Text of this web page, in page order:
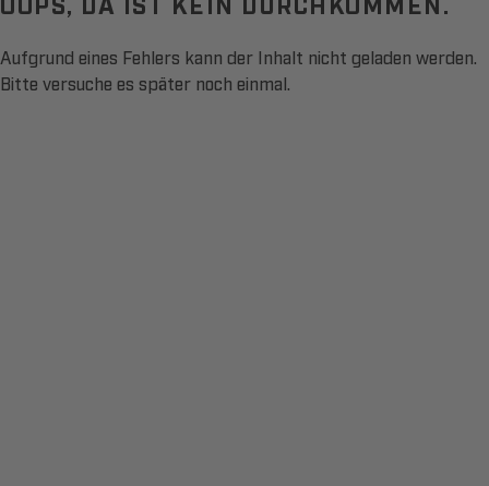
Aufgrund eines Fehlers kann der Inhalt nicht geladen werden.
Bitte versuche es später noch einmal.